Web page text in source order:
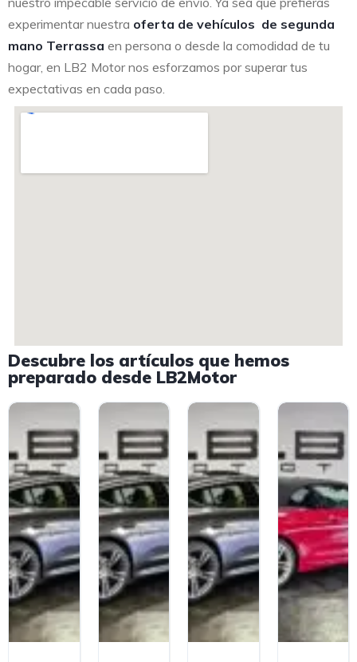
experimentar nuestra oferta de vehículos de segunda
mano Terrassa en persona o desde la comodidad de tu
hogar, en LB2 Motor nos esforzamos por superar tus
expectativas en cada paso.
Descubre los artículos que hemos
preparado desde LB2Motor